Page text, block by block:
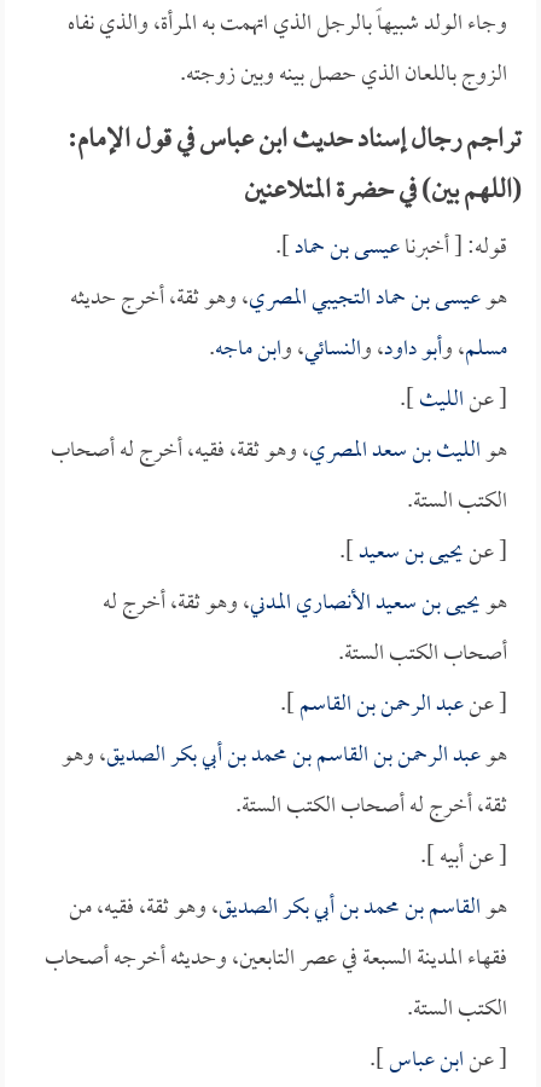
وجاء الولد شبيهاً بالرجل الذي اتهمت به المرأة، والذي نفاه
الزوج باللعان الذي حصل بينه وبين زوجته.
تراجم رجال إسناد حديث ابن عباس في قول الإمام:
(اللهم بين) في حضرة المتلاعنين
قوله: [ أخبرناعيسى بن حماد].
هوعيسى بن حماد التجيبي المصري، وهو ثقة، أخرج حديثه
مسلم، وأبو داود، والنسائي، وابن ماجه.
[ عنالليث].
هوالليث بن سعد المصري، وهو ثقة، فقيه، أخرج له أصحاب
الكتب الستة.
[ عنيحيى بن سعيد].
هويحيى بن سعيد الأنصاري المدني، وهو ثقة، أخرج له
أصحاب الكتب الستة.
[ عنعبد الرحمن بن القاسم].
هوعبد الرحمن بن القاسم بن محمد بن أبي بكر الصديق، وهو
ثقة، أخرج له أصحاب الكتب الستة.
[ عن أبيه ].
هوالقاسم بن محمد بن أبي بكر الصديق، وهو ثقة، فقيه، من
فقهاء المدينة السبعة في عصر التابعين، وحديثه أخرجه أصحاب
الكتب الستة.
[ عنابن عباس].